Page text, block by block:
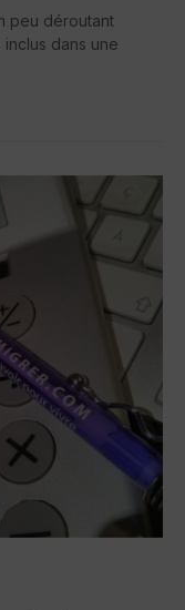
peu déroutant
dans une